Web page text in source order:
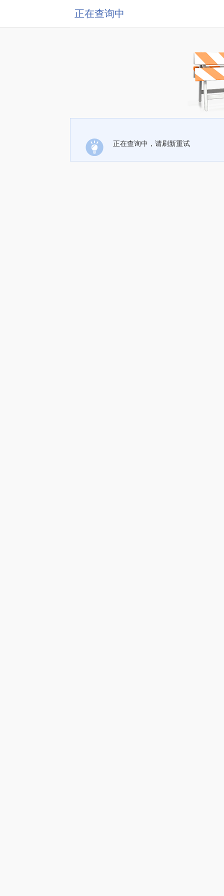
正在查询中
正在查询中，请刷新重试